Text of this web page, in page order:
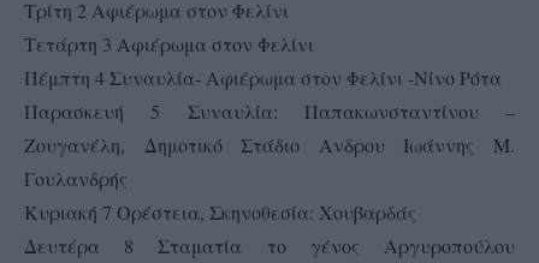
Τρίτη 2 Αφιέρωμα στον Φελίνι
Τετάρτη 3 Αφιέρωμα στον Φελίνι
Πέμπτη 4 Συναυλία- Αφιέρωμα στον Φελίνι -Νίνο Ρότα
Παρασκευή 5 Συναυλία: Παπακωνσταντίνου –
Ζουγανέλη, Δημοτικό Στάδιο Ανδρου Ιωάννης Μ.
Γουλανδρής
Κυριακή 7 Ορέστεια, Σκηνοθεσία: Χουβαρδάς
Δευτέρα 8 Σταματία το γένος Αργυροπούλου